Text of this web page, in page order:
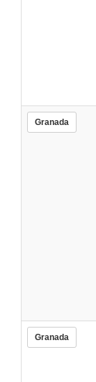
Granada
Granada